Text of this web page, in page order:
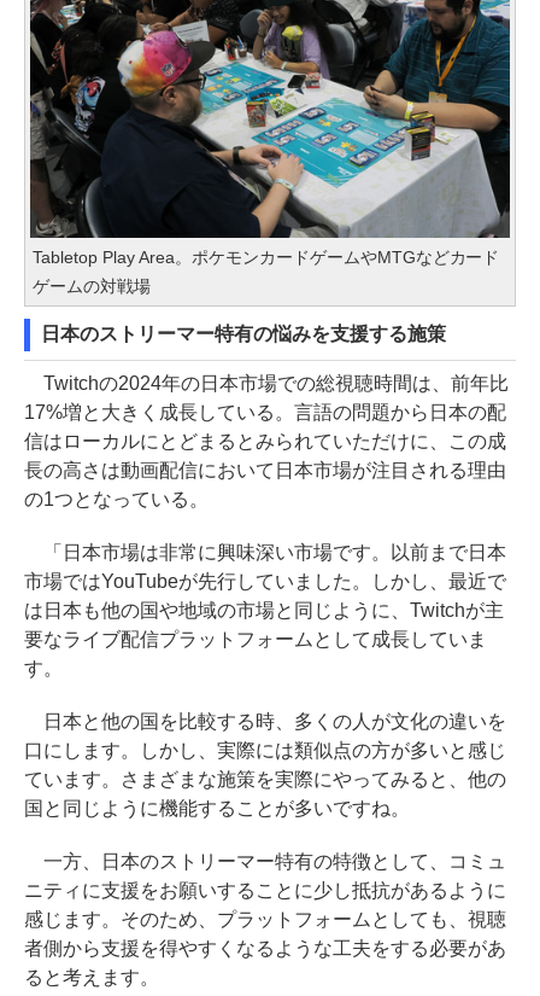
Tabletop Play Area。ポケモンカードゲームやMTGなどカード
ゲームの対戦場
日本のストリーマー特有の悩みを支援する施策
Twitchの2024年の日本市場での総視聴時間は、前年比
17%増と大きく成長している。言語の問題から日本の配
信はローカルにとどまるとみられていただけに、この成
長の高さは動画配信において日本市場が注目される理由
の1つとなっている。
「日本市場は非常に興味深い市場です。以前まで日本
市場ではYouTubeが先行していました。しかし、最近で
は日本も他の国や地域の市場と同じように、Twitchが主
要なライブ配信プラットフォームとして成長していま
す。
日本と他の国を比較する時、多くの人が文化の違いを
口にします。しかし、実際には類似点の方が多いと感じ
ています。さまざまな施策を実際にやってみると、他の
国と同じように機能することが多いですね。
一方、日本のストリーマー特有の特徴として、コミュ
ニティに支援をお願いすることに少し抵抗があるように
感じます。そのため、プラットフォームとしても、視聴
者側から支援を得やすくなるような工夫をする必要があ
ると考えます。